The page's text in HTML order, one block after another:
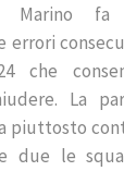
Marino fa
errori
che
La
piuttosto
due le